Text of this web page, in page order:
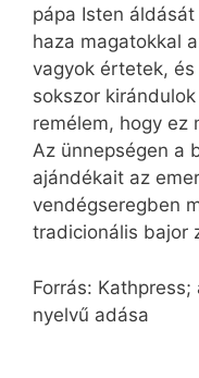
pápa Isten
haza magatokkal
vagyok értetek,
sokszor
remélem, hogy ez
Az ünnepségen a
ajándékait az
vendégseregben
tradicionális bajor
Forrás:
nyelvű adása